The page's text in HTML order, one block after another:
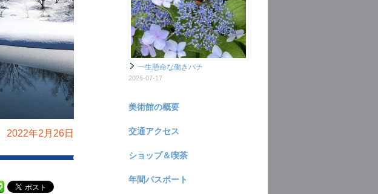
2022年2月26日
一生懸命な働きバチ
2026-07-17
美術館の概要
交通アクセス
ショップ＆喫茶
年間パスポート